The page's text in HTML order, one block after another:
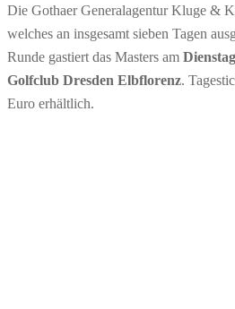
Die Gothaer Generalagentur Kluge &
welches an insgesamt sieben Tagen
Runde gastiert das Masters am
Golfclub Dresden Elbflorenz.
Euro erhältlich.